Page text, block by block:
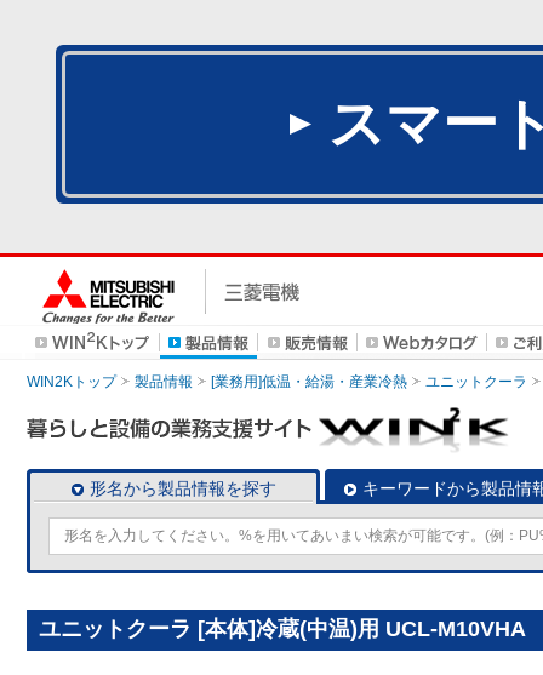
スマー
WIN2Kトップ 製品情報 [業務用]低温・給湯・産業冷熱 ユニットクーラ
形名から製品情報を探す キーワードから製品情
ユニットクーラ [本体]冷蔵(中温)用 UCL-M10VHA